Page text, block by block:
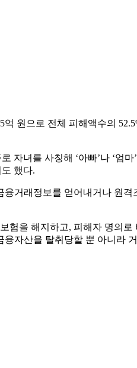
원으로 전체 피해액수의
녀를 사칭해 ‘아빠’나 ‘엄
했다.
거래정보를 얻어내거나 원
험을 해지하고, 피해자 명의
자산을 탈취당할 뿐 아니라